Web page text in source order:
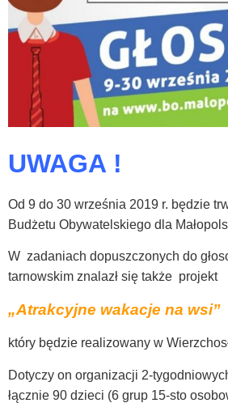
UWAGA !
Od 9 do 30 września 2019 r. będzie
Budżetu Obywatelskiego dla
W zadaniach dopuszczonych do
tarnowskim znalazł się także projekt
„Atrakcyjne wakacje na wsi”
który będzie realizowany w
Dotyczy on organizacji 2-
łącznie 90 dzieci (6 grup 15-sto